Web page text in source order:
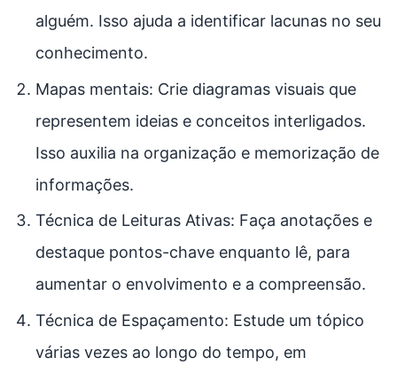
alguém. Isso ajuda a identificar lacunas no seu
conhecimento.
Mapas mentais: Crie diagramas visuais que
representem ideias e conceitos interligados.
Isso auxilia na organização e memorização de
informações.
Técnica de Leituras Ativas: Faça anotações e
destaque pontos-chave enquanto lê, para
aumentar o envolvimento e a compreensão.
Técnica de Espaçamento: Estude um tópico
várias vezes ao longo do tempo, em